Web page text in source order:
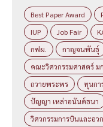
Best Paper Award
IUP
Job Fair
กฟผ.
กาญจนพันธุ์
คณะวิศวกรรมศาสตร์ ม
ถวายพระพร
ทุนกา
ปัญญา เหล่าอนันต์ธนา
วิศวกรรมการบินและอว